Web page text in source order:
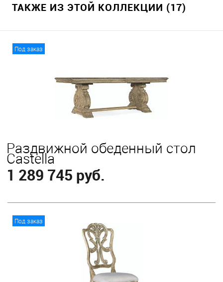
ТАКЖЕ ИЗ ЭТОЙ КОЛЛЕКЦИИ (17)
Под заказ
Раздвижной обеденный стол
Castella
1 289 745 руб.
Под заказ